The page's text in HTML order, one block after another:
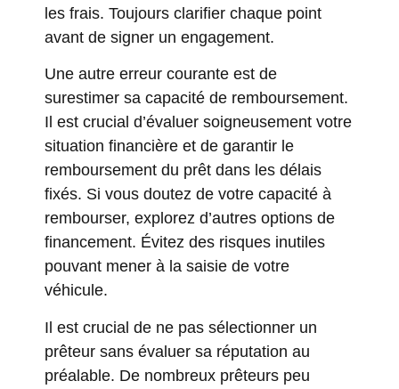
les frais. Toujours clarifier chaque point
avant de signer un engagement.
Une autre erreur courante est de
surestimer sa capacité de remboursement.
Il est crucial d’évaluer soigneusement votre
situation financière et de garantir le
remboursement du prêt dans les délais
fixés. Si vous doutez de votre capacité à
rembourser, explorez d’autres options de
financement. Évitez des risques inutiles
pouvant mener à la saisie de votre
véhicule.
Il est crucial de ne pas sélectionner un
prêteur sans évaluer sa réputation au
préalable. De nombreux prêteurs peu